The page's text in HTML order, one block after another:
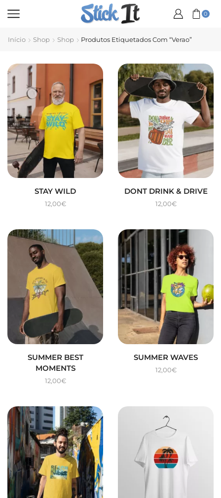
0
Início Shop Shop Produtos Etiquetados Com “verao”
STAY WILD
12,00€
DONT DRINK & DRIVE
12,00€
SUMMER BEST
MOMENTS
12,00€
SUMMER WAVES
12,00€